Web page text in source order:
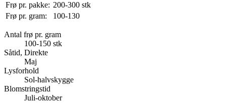
Frø pr. pakke: 200-300 stk
Frø pr. gram:
100-130
Antal frø pr. gram
100-150 stk
Såtid, Direkte
Maj
Lysforhold
Sol-halvskygge
Blomstringstid
Juli-oktober